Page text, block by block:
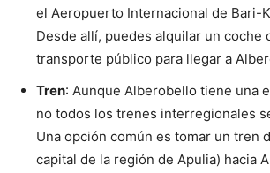
el Aeropuerto Internacional de Bari-
Desde allí, puedes alquilar un coche
transporte público para llegar a
Tren: Aunque Alberobello tiene una
no todos los trenes interregionales
Una opción común es tomar un tren
capital de la región de Apulia) hacia